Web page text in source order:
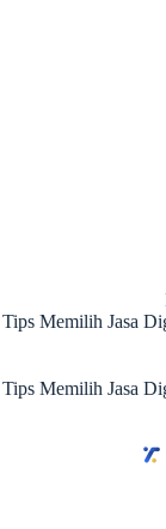
Tips Memilih Jasa
Tips Memilih Jasa